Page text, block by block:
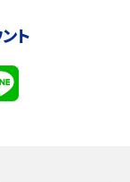
時の注意点を解説！
ト